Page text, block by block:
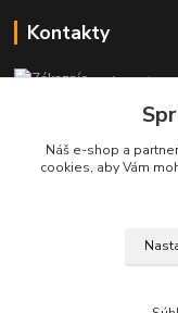
Kontakty
Zákaznícka
(Po-Pia, 9-
info@karavanpoint.sk
Náš e-shop a
cookies, aby Vám